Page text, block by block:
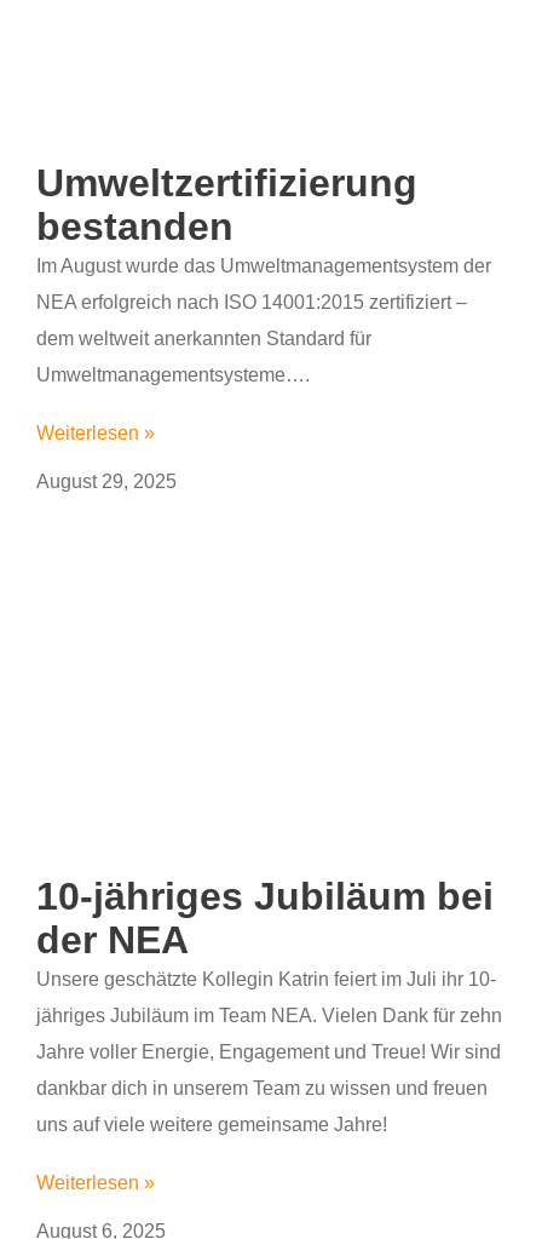
Umweltzertifizierung
bestanden
Im August wurde das Umweltmanagementsystem der
NEA erfolgreich nach ISO 14001:2015 zertifiziert –
dem weltweit anerkannten Standard für
Umweltmanagementsysteme….
Weiterlesen »
August 29, 2025
10-jähriges Jubiläum bei
der NEA
Unsere geschätzte Kollegin Katrin feiert im Juli ihr 10-
jähriges Jubiläum im Team NEA. Vielen Dank für zehn
Jahre voller Energie, Engagement und Treue! Wir sind
dankbar dich in unserem Team zu wissen und freuen
uns auf viele weitere gemeinsame Jahre!
Weiterlesen »
August 6, 2025